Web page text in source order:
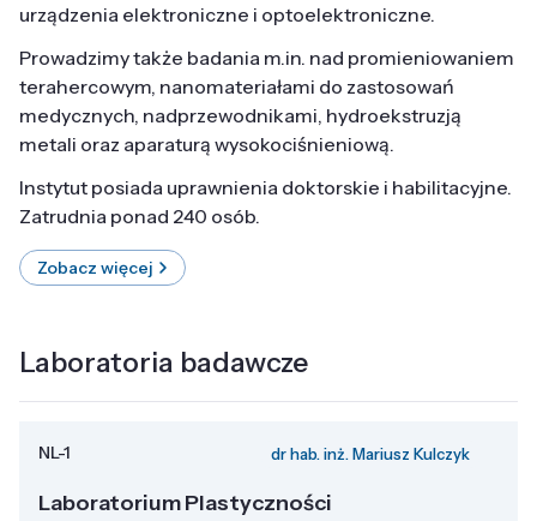
urządzenia elektroniczne i optoelektroniczne.
Prowadzimy także badania m.in. nad promieniowaniem
terahercowym, nanomateriałami do zastosowań
medycznych, nadprzewodnikami, hydroekstruzją
metali oraz aparaturą wysokociśnieniową.
Instytut posiada uprawnienia doktorskie i habilitacyjne.
Zatrudnia ponad 240 osób.
Zobacz więcej
Laboratoria badawcze
NL-1 dr hab. inż. Mariusz Kulczyk
Laboratorium Plastyczności